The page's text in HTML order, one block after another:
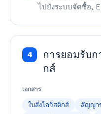
ไปยังระบบจัดซื้อ,
4
การยอมรับ
กส์
เอกสาร
ใบสั่งโลจิสติกส์ สัญญา